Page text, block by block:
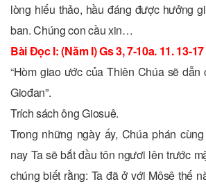
lòng hiếu thảo, hầu đáng được hưởng
ban. Chúng con cầu xin…
Bài Ðọc I: (Năm I) Gs 3, 7-10a. 11. 13-17
“Hòm giao ước của Thiên Chúa sẽ
Giođan”.
Trích sách ông Giosuê.
Trong những ngày ấy, Chúa phán
nay Ta sẽ bắt đầu tôn ngươi lên trước
chúng biết rằng: Ta đã ở với Môsê thế